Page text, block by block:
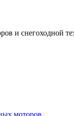
и снегоходной
моторов